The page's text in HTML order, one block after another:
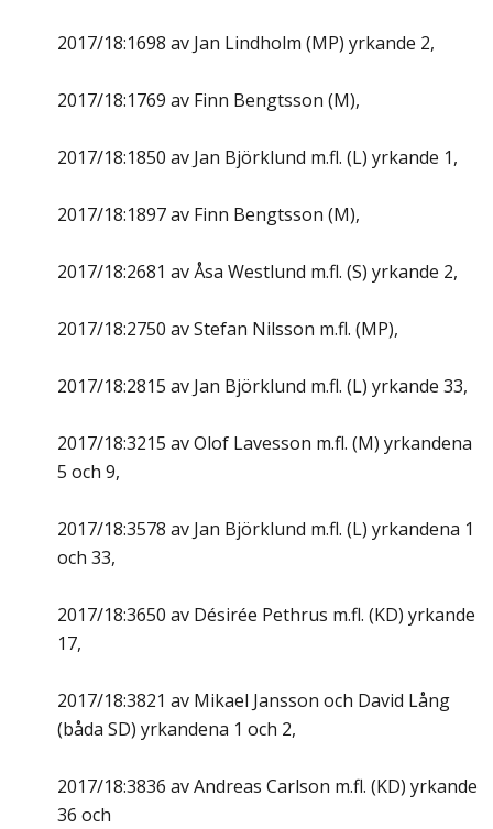
2017/18:1698 av Jan Lindholm (MP) yrkande 2,
2017/18:1769 av Finn Bengtsson (M),
2017/18:1850 av Jan Björklund m.fl. (L) yrkande 1,
2017/18:1897 av Finn Bengtsson (M),
2017/18:2681 av Åsa Westlund m.fl. (S) yrkande 2,
2017/18:2750 av Stefan Nilsson m.fl. (MP),
2017/18:2815 av Jan Björklund m.fl. (L) yrkande 33,
2017/18:3215 av Olof Lavesson m.fl. (M) yrkandena
5 och 9,
2017/18:3578 av Jan Björklund m.fl. (L) yrkandena 1
och 33,
2017/18:3650 av Désirée Pethrus m.fl. (KD) yrkande
17,
2017/18:3821 av Mikael Jansson och David Lång
(båda SD) yrkandena 1 och 2,
2017/18:3836 av Andreas Carlson m.fl. (KD) yrkande
36 och